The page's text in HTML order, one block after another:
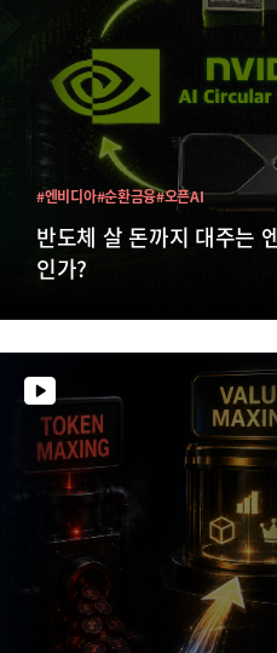
반도체 살 돈까지 대주는
인가?
#엔비디아#순환금융#오픈AI